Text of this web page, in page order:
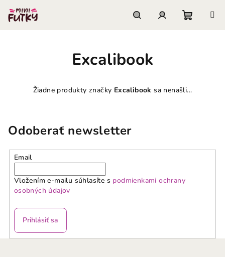
obsah
Excalibook
Žiadne produkty značky Excalibook sa nenašli...
Odoberať newsletter
Email
Vložením e-mailu súhlasíte s podmienkami ochrany
osobných údajov
Prihlásiť sa